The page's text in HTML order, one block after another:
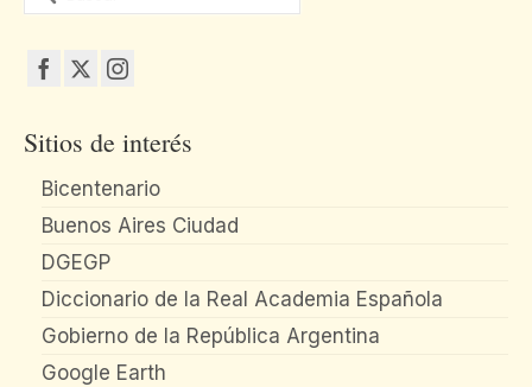
por:
Sitios de interés
Bicentenario
Buenos Aires Ciudad
DGEGP
Diccionario de la Real Academia Española
Gobierno de la República Argentina
Google Earth